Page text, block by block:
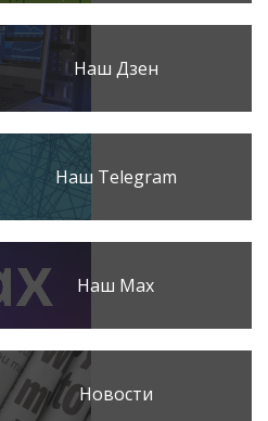
Наш Дзен
Наш Telegram
Наш Max
Новости